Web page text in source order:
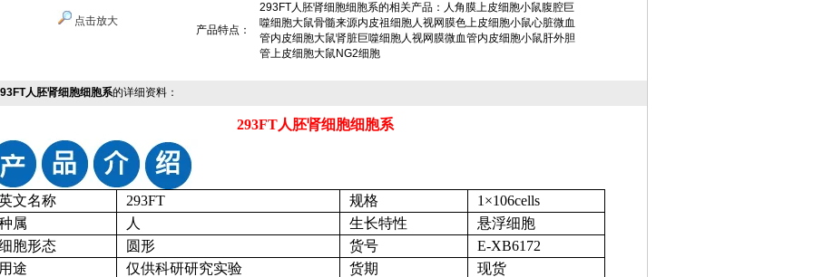
点击放大
产品特点：
293FT人胚肾细胞细胞系的相关产品：人角膜上皮细胞小鼠腹腔巨
噬细胞大鼠骨髓来源内皮祖细胞人视网膜色上皮细胞小鼠心脏微血
管内皮细胞大鼠肾脏巨噬细胞人视网膜微血管内皮细胞小鼠肝外胆
管上皮细胞大鼠NG2细胞
人胚肾细胞细胞系的详细资料：
293FT人胚肾细胞细胞系
文名称 293FT 规格
1×106cells
属
人 生长特性
悬浮细胞
胞形态
圆形 货号
E-XB6172
途
仅供科研研究实验 货期 现货